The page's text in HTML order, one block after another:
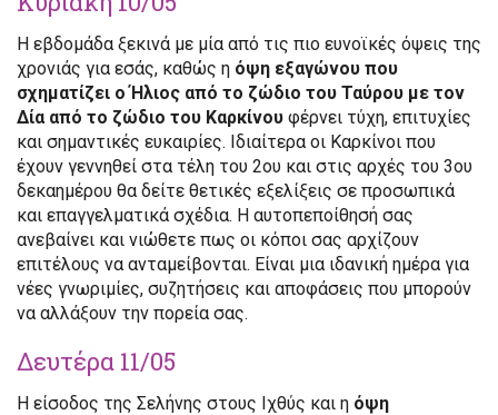
Η εβδομάδα ξεκινά με μία από τις πιο ευνοϊκές όψεις της
χρονιάς για εσάς, καθώς η όψη εξαγώνου που
σχηματίζει ο Ήλιος από το ζώδιο του Ταύρου με τον
Δία από το ζώδιο του Καρκίνου φέρνει τύχη, επιτυχίες
και σημαντικές ευκαιρίες. Ιδιαίτερα οι Καρκίνοι που
έχουν γεννηθεί στα τέλη του 2ου και στις αρχές του 3ου
δεκαημέρου θα δείτε θετικές εξελίξεις σε προσωπικά
και επαγγελματικά σχέδια. Η αυτοπεποίθησή σας
ανεβαίνει και νιώθετε πως οι κόποι σας αρχίζουν
επιτέλους να ανταμείβονται. Είναι μια ιδανική ημέρα για
νέες γνωριμίες, συζητήσεις και αποφάσεις που μπορούν
να αλλάξουν την πορεία σας.
Δευτέρα 11/05
Η είσοδος της Σελήνης στους Ιχθύς και η όψη